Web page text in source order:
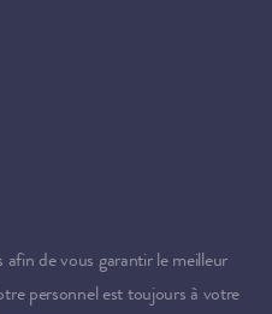
afin de vous garantir le meilleur
personnel est toujours à votre